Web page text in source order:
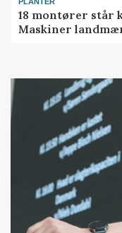
18 montører står
Maskiner